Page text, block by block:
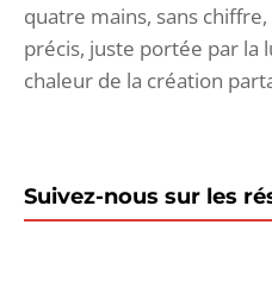
quatre mains, sans
précis, juste portée par la
chaleur de la création
Suivez-nous sur les